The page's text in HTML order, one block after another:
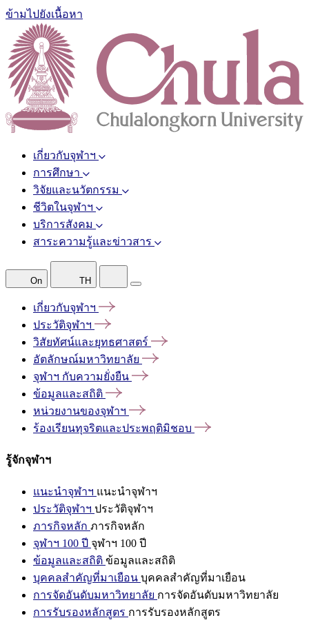
ข้ามไปยังเนื้อหา
เกี่ยวกับจุฬาฯ
การศึกษา
วิจัยและนวัตกรรม
ชีวิตในจุฬาฯ
บริการสังคม
สาระความรู้และข่าวสาร
On TH
เกี่ยวกับจุฬาฯ
ประวัติจุฬาฯ
วิสัยทัศน์และยุทธศาสตร์
อัตลักษณ์มหาวิทยาลัย
จุฬาฯ กับความยั่งยืน
ข้อมูลและสถิติ
หน่วยงานของจุฬาฯ
ร้องเรียนทุจริตและประพฤติมิชอบ
รู้จักจุฬาฯ
แนะนำจุฬาฯ แนะนำจุฬาฯ
ประวัติจุฬาฯ ประวัติจุฬาฯ
ภารกิจหลัก ภารกิจหลัก
จุฬาฯ 100 ปี จุฬาฯ 100 ปี
ข้อมูลและสถิติ ข้อมูลและสถิติ
บุคคลสำคัญที่มาเยือน บุคคลสำคัญที่มาเยือน
การจัดอันดับมหาวิทยาลัย การจัดอันดับมหาวิทยาลัย
การรับรองหลักสูตร การรับรองหลักสูตร